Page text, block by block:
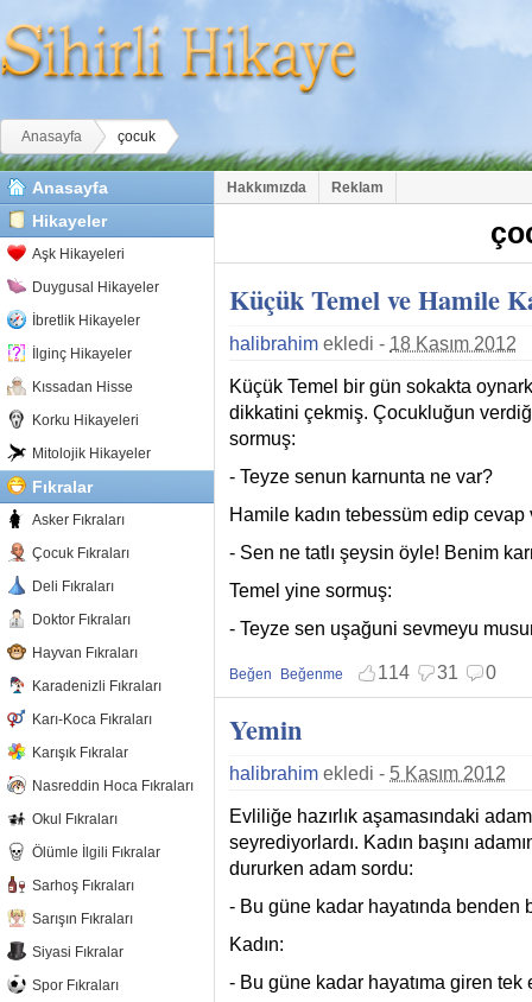
Buradasınız
Anasayfa çocuk
Anasayfa
Hikayeler
Aşk Hikayeleri
Duygusal Hikayeler
İbretlik Hikayeler
İlginç Hikayeler
Kıssadan Hisse
Korku Hikayeleri
Mitolojik Hikayeler
Fıkralar
Asker Fıkraları
Çocuk Fıkraları
Deli Fıkraları
Doktor Fıkraları
Hayvan Fıkraları
Karadenizli Fıkraları
Karı-Koca Fıkraları
Karışık Fıkralar
Nasreddin Hoca Fıkraları
Okul Fıkraları
Ölümle İlgili Fıkralar
Sarhoş Fıkraları
Sarışın Fıkraları
Siyasi Fıkralar
Spor Fıkraları
Hakkımızda Reklam
Küçük Temel ve Hamile
halibrahim ekledi - 18 Kasım 2012
Küçük Temel bir gün sokakta
dikkatini çekmiş. Çocukluğun
sormuş:
- Teyze senun karnunta ne var?
Hamile kadın tebessüm edip cevap
- Sen ne tatlı şeysin öyle! Benim
Temel yine sormuş:
- Teyze sen uşağuni sevmeyu
Beğen
Beğenmekten vazgeç
Beğenme
Beğenmemekten vazgeç
114 31 0
Yemin
halibrahim ekledi - 5 Kasım 2012
Evliliğe hazırlık aşamasındaki
seyrediyorlardı. Kadın başını
dururken adam sordu:
- Bu güne kadar hayatında benden
Kadın:
- Bu güne kadar hayatıma giren